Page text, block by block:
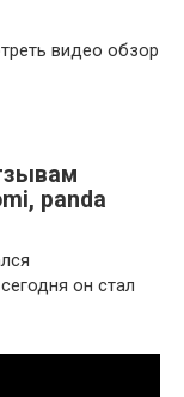
видео обзор
panda
он стал